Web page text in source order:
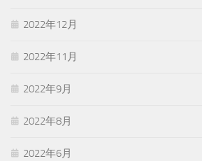
2022年12月
2022年11月
2022年9月
2022年8月
2022年6月